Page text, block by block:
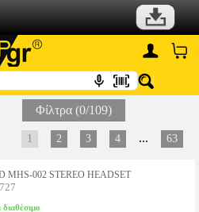
Φίλτρα (0/109)
1 2 3 4 ... 63
MHS-002 STEREO HEADSET